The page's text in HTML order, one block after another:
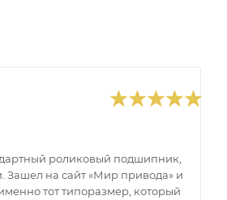
роликовый подшипник,
Зашел на сайт «Мир привода» и
тот типоразмер, который